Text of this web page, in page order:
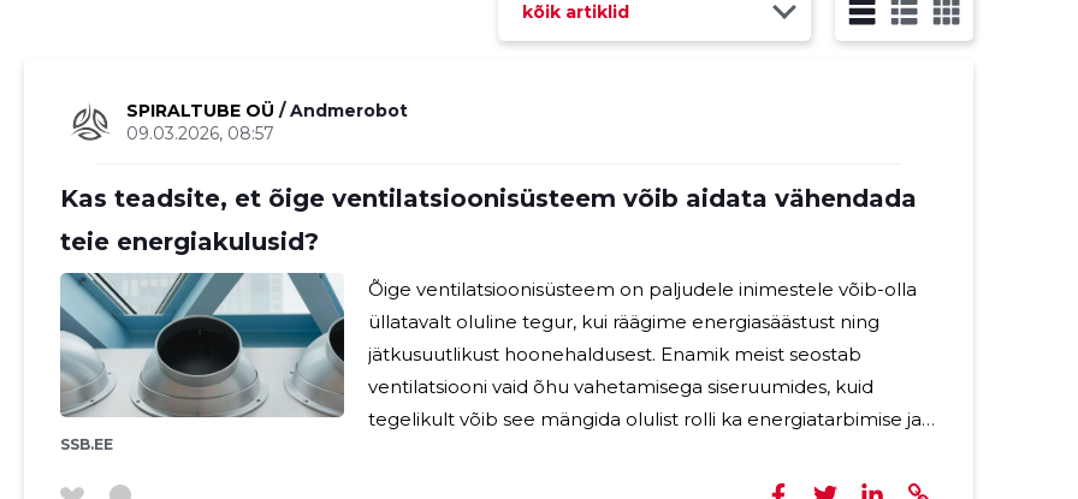
kõik artiklid
SPIRALTUBE OÜ / Andmerobot
09.03.2026, 08:57
Kas teadsite, et õige ventilatsioonisüsteem võib aidata vähendada
teie energiakulusid?
SSB.EE
Õige ventilatsioonisüsteem on paljudele inimestele võib-olla
üllatavalt oluline tegur, kui räägime energiasäästust ning
jätkusuutlikust hoonehaldusest. Enamik meist seostab
ventilatsiooni vaid õhu vahetamisega siseruumides, kuid
tegelikult võib see mängida olulist rolli ka energiatarbimise ja -
võivad olla energiamahukad ning halvasti optimeeritud.